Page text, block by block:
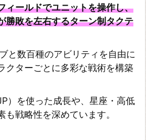
ィールドでユニットを操作し、
勝敗を左右するターン制タクテ
と数百種のアビリティを自由に
クターごとに多彩な戦術を構築
）を使った成長や、星座・高低
も戦略性を深めています。